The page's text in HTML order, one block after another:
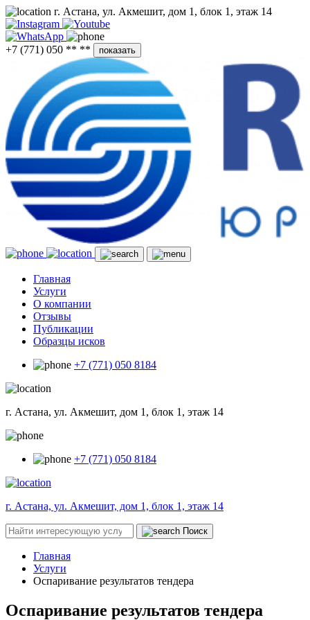
г. Астана, ул. Акмешит, дом 1, блок 1, этаж 14
+7 (771) 050 ** ** показать
Главная
Услуги
О компании
Отзывы
Публикации
Образцы исков
+7 (771) 050 8184
г. Астана, ул. Акмешит, дом 1, блок 1, этаж 14
+7 (771) 050 8184
г. Астана, ул. Акмешит, дом 1, блок 1, этаж 14
Поиск
Главная
Услуги
Оспаривание результатов тендера
Оспаривание результатов тендера